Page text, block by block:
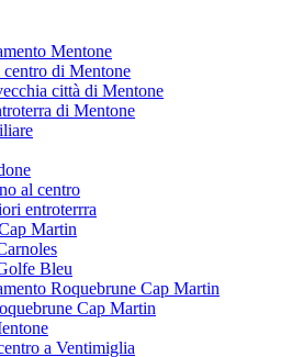
Mentone
centro di Mentone
città di Mentone
di Mentone
al centro
entroterrra
Martin
Bleu
Roquebrune Cap Martin
Cap Martin
a Ventimiglia